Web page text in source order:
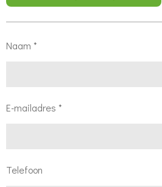
Naam *
E-mailadres *
Telefoon